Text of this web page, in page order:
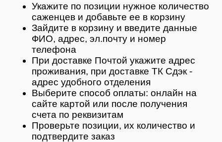
Укажите по позиции нужное количество
саженцев и добавьте ее в корзину
Зайдите в корзину и введите данные
ФИО, адрес, эл.почту и номер
телефона
При доставке Почтой укажите адрес
проживания, при доставке ТК Сдэк -
адрес удобного отделения
Выберите способ оплаты: онлайн на
сайте картой или после получения
счета по реквизитам
Проверьте позиции, их количество и
подтвердите заказ